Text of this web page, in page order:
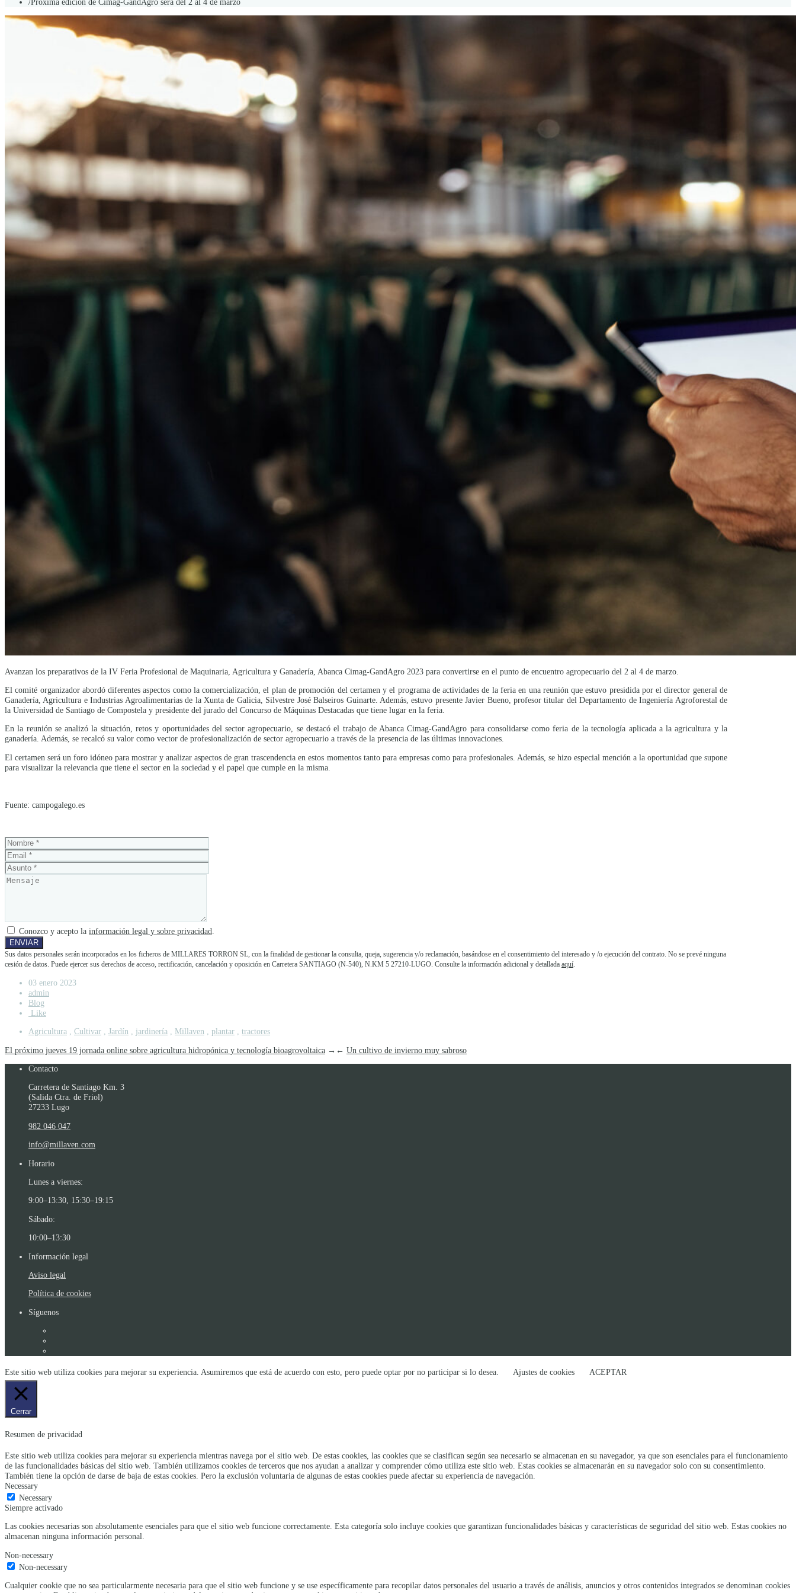
Avanzan los preparativos de la IV Feria Profesional de Maquinaria, Agricultura y Ganadería, Abanca Cimag-GandAgro 2023 para convertirse en el punto de encuentro agropecuario del 2 al 4 de marzo.
El comité organizador abordó diferentes aspectos como la comercialización, el plan de promoción del certamen y el programa de actividades de la feria en una reunión que estuvo presidida por el director general de
Ganadería, Agricultura e Industrias Agroalimentarias de la Xunta de Galicia, Silvestre José Balseiros Guinarte. Además, estuvo presente Javier Bueno, profesor titular del Departamento de Ingeniería Agroforestal de
la Universidad de Santiago de Compostela y presidente del jurado del Concurso de Máquinas Destacadas que tiene lugar en la feria.
En la reunión se analizó la situación, retos y oportunidades del sector agropecuario, se destacó el trabajo de Abanca Cimag-GandAgro para consolidarse como feria de la tecnología aplicada a la agricultura y la
ganadería. Además, se recalcó su valor como vector de profesionalización de sector agropecuario a través de la presencia de las últimas innovaciones.
El certamen será un foro idóneo para mostrar y analizar aspectos de gran trascendencia en estos momentos tanto para empresas como para profesionales. Además, se hizo especial mención a la oportunidad que supone
para visualizar la relevancia que tiene el sector en la sociedad y el papel que cumple en la misma.
Fuente: campogalego.es
Conozco y acepto la información legal y sobre privacidad.
Sus datos personales serán incorporados en los ficheros de MILLARES TORRON SL, con la finalidad de gestionar la consulta, queja, sugerencia y/o reclamación, basándose en el consentimiento del interesado y /o ejecución del contrato. No se prevé ninguna
cesión de datos. Puede ejercer sus derechos de acceso, rectificación, cancelación y oposición en Carretera SANTIAGO (N-540), N.KM 5 27210-LUGO. Consulte la información adicional y detallada aquí.
03 enero 2023
admin
Blog
Like
Agricultura , Cultivar , Jardín , jardinería , Millaven , plantar , tractores
El próximo jueves 19 jornada online sobre agricultura hidropónica y tecnología bioagrovoltaica → ← Un cultivo de invierno muy sabroso
Contacto
Carretera de Santiago Km. 3
(Salida Ctra. de Friol)
27233 Lugo
982 046 047
info@millaven.com
Horario
Lunes a viernes:
9:00–13:30, 15:30–19:15
Sábado:
10:00–13:30
Información legal
Aviso legal
Política de cookies
Síguenos
Este sitio web utiliza cookies para mejorar su experiencia. Asumiremos que está de acuerdo con esto, pero puede optar por no participar si lo desea. Ajustes de cookies ACEPTAR
Cerrar
Resumen de privacidad
Este sitio web utiliza cookies para mejorar su experiencia mientras navega por el sitio web. De estas cookies, las cookies que se clasifican según sea necesario se almacenan en su navegador, ya que son esenciales para el funcionamiento
de las funcionalidades básicas del sitio web. También utilizamos cookies de terceros que nos ayudan a analizar y comprender cómo utiliza este sitio web. Estas cookies se almacenarán en su navegador solo con su consentimiento.
También tiene la opción de darse de baja de estas cookies. Pero la exclusión voluntaria de algunas de estas cookies puede afectar su experiencia de navegación.
Necessary
Necessary
Siempre activado
Las cookies necesarias son absolutamente esenciales para que el sitio web funcione correctamente. Esta categoría solo incluye cookies que garantizan funcionalidades básicas y características de seguridad del sitio web. Estas cookies no
almacenan ninguna información personal.
Non-necessary
Non-necessary
Cualquier cookie que no sea particularmente necesaria para que el sitio web funcione y se use específicamente para recopilar datos personales del usuario a través de análisis, anuncios y otros contenidos integrados se denominan cookies